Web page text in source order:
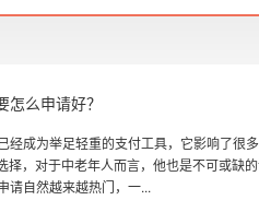
么申请好？
经成为举足轻重的支付工具，它影响了很
择，对于中老年人而言，他也是不可或缺
请自然越来越热门，一...